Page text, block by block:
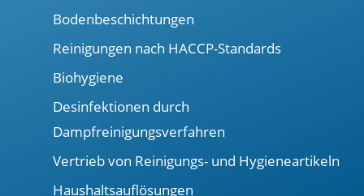
Bodenbeschichtungen
Reinigungen nach HACCP-Standards
Biohygiene
Desinfektionen durch
Dampfreinigungsverfahren
Vertrieb von Reinigungs- und Hygieneartikeln
Haushaltsauflösungen